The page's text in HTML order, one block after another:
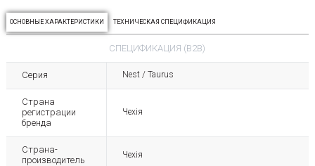
ОСНОВНЫЕ ХАРАКТЕРИСТИКИ ТЕХНИЧЕСКАЯ СПЕЦИФИКАЦИЯ
СПЕЦИФИКАЦИЯ (B2B)
Серия Nest / Taurus
Страна
регистрации
бренда
Чехія
Страна-
производитель
Чехія